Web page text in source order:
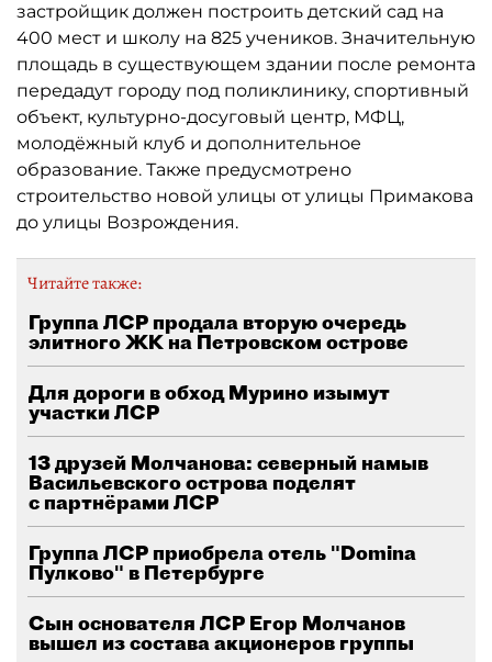
застройщик должен построить детский сад на
400 мест и школу на 825 учеников. Значительную
площадь в существующем здании после ремонта
передадут городу под поликлинику, спортивный
объект, культурно-досуговый центр, МФЦ,
молодёжный клуб и дополнительное
образование. Также предусмотрено
строительство новой улицы от улицы Примакова
до улицы Возрождения.
Читайте также:
Группа ЛСР продала вторую очередь
элитного ЖК на Петровском острове
Для дороги в обход Мурино изымут
участки ЛСР
13 друзей Молчанова: северный намыв
Васильевского острова поделят
с партнёрами ЛСР
Группа ЛСР приобрела отель "Domina
Пулково" в Петербурге
Сын основателя ЛСР Егор Молчанов
вышел из состава акционеров группы